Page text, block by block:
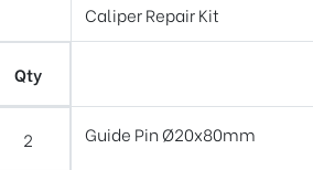
Caliper Repair Kit
Qty
2 Guide Pin Ø20x80mm